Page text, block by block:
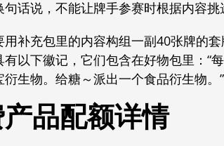
话说，不能让牌手参赛时根据内容挑
补充包里的内容构组一副40张牌的
以下徽记，它们包含在好物包里：“
生物。 给糖～派出一个食品衍生物。”
品配额详情